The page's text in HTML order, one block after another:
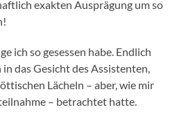
exakten Ausprägung um so
ich so gesessen habe. Endlich
das Gesicht des Assistenten,
Lächeln – aber, wie mir
– betrachtet hatte.